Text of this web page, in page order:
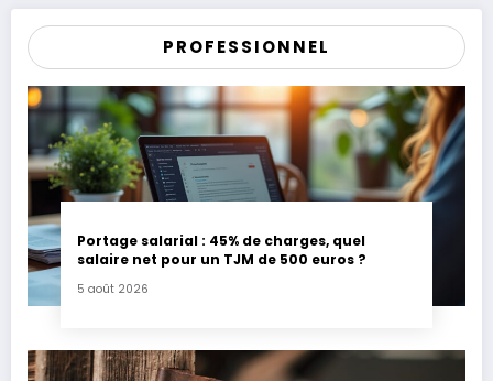
PROFESSIONNEL
Portage salarial : 45% de charges, quel
salaire net pour un TJM de 500 euros ?
5 août 2026